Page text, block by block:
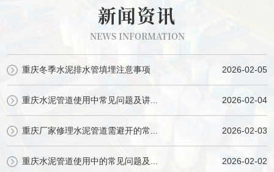
新闻资讯
NEWS INFORMATION
重庆冬季水泥排水管填埋注意事项 2026-02-05
重庆水泥管道使用中常见问题及讲... 2026-02-04
重庆厂家修理水泥管道需避开的常... 2026-02-03
重庆水泥管道使用中的常见问题及... 2026-02-02